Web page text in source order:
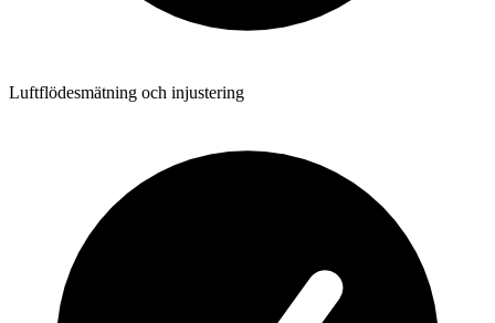
Luftflödesmätning och injustering